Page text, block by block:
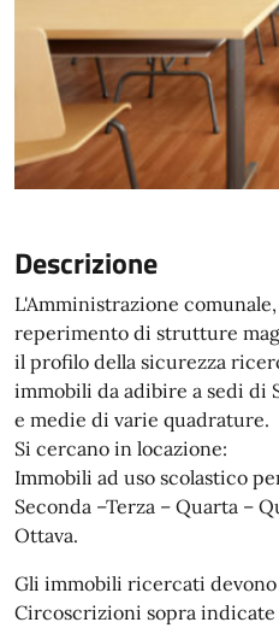
Descrizione
L'Amministrazione
reperimento di strutture
il profilo della sicurezza
immobili da adibire a sedi di
e medie di varie quadrature.
Si cercano in locazione:
Immobili ad uso scolastico
Seconda –Terza – Quarta –
Ottava.
Gli immobili ricercati
Circoscrizioni sopra